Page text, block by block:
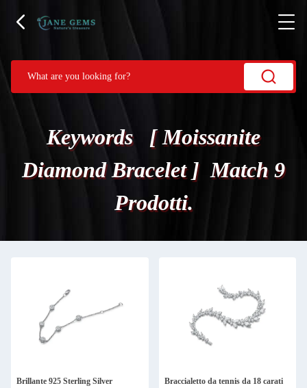
Keywords [ Moissanite
Diamond Bracelet ] Match 9
Prodotti.
Brillante 925 Sterling Silver
Braccialetto da tennis da 18 carati